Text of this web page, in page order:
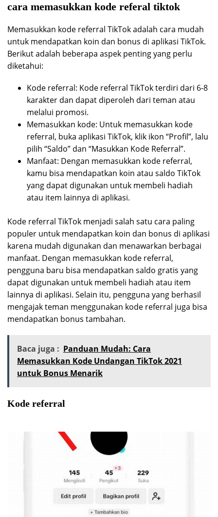
cara memasukkan kode referal tiktok
Memasukkan kode referral TikTok adalah cara mudah
untuk mendapatkan koin dan bonus di aplikasi TikTok.
Berikut adalah beberapa aspek penting yang perlu
diketahui:
Kode referral: Kode referral TikTok terdiri dari 6-8
karakter dan dapat diperoleh dari teman atau
melalui promosi.
Memasukkan kode: Untuk memasukkan kode
referral, buka aplikasi TikTok, klik ikon “Profil”, lalu
pilih “Saldo” dan “Masukkan Kode Referral”.
Manfaat: Dengan memasukkan kode referral,
kamu bisa mendapatkan koin atau saldo TikTok
yang dapat digunakan untuk membeli hadiah
atau item lainnya di aplikasi.
Kode referral TikTok menjadi salah satu cara paling
populer untuk mendapatkan koin dan bonus di aplikasi
karena mudah digunakan dan menawarkan berbagai
manfaat. Dengan memasukkan kode referral,
pengguna baru bisa mendapatkan saldo gratis yang
dapat digunakan untuk membeli hadiah atau item
lainnya di aplikasi. Selain itu, pengguna yang berhasil
mengajak teman menggunakan kode referral juga bisa
mendapatkan bonus tambahan.
Baca juga : Panduan Mudah: Cara
Memasukkan Kode Undangan TikTok 2021
untuk Bonus Menarik
Kode referral